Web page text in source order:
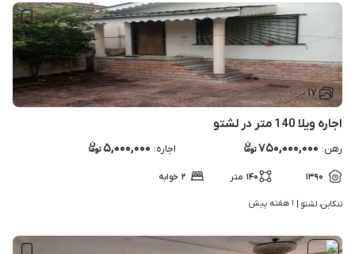
۱۷
اجاره ویلا 140 متر در لشتو
رهن: ۷۵۰,۰۰۰,۰۰۰ اجاره: ۵,۰۰۰,۰۰۰
۱۳۹۰ ۱۴۰ متر ۲ خوابه
تنکابن، لشتو | ۱ هفته پیش